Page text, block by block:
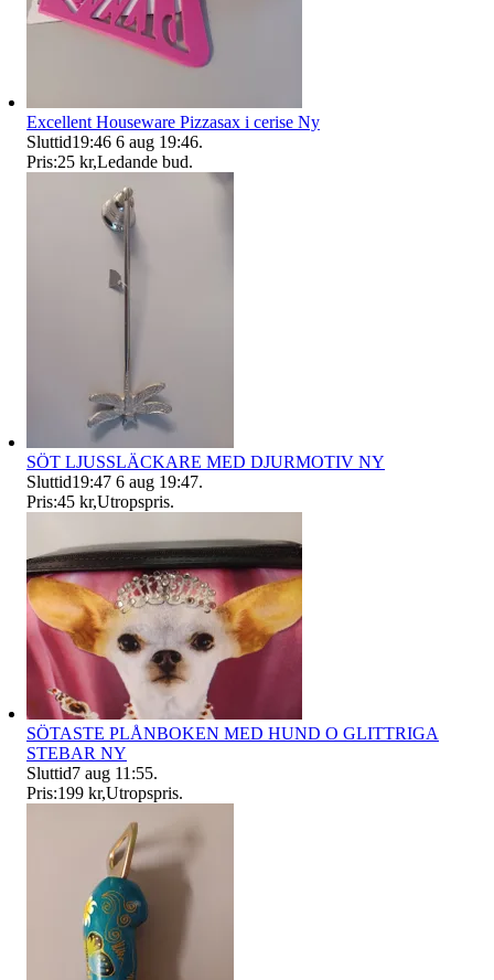
Excellent Houseware Pizzasax i cerise Ny
Sluttid19:46 6 aug 19:46.
Pris:25 kr,Ledande bud.
SÖT LJUSSLÄCKARE MED DJURMOTIV NY
Sluttid19:47 6 aug 19:47.
Pris:45 kr,Utropspris.
SÖTASTE PLÅNBOKEN MED HUND O GLITTRIGA
STEBAR NY
Sluttid7 aug 11:55.
Pris:199 kr,Utropspris.